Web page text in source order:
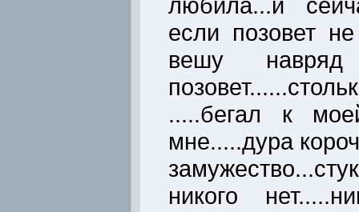
если позовет
вешу
.....бегал к
мне.....дура
никого